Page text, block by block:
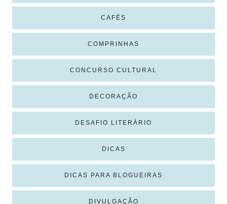
CAFÉS
COMPRINHAS
CONCURSO CULTURAL
DECORAÇÃO
DESAFIO LITERÁRIO
DICAS
DICAS PARA BLOGUEIRAS
DIVULGAÇÃO